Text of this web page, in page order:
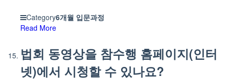
Category6개월 입문과정
Read More
법회 동영상을 참수행 홈페이지(인터
넷)에서 시청할 수 있나요?